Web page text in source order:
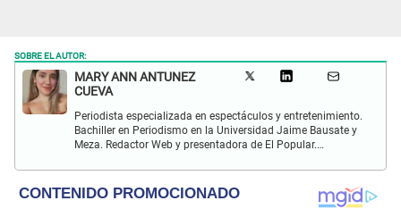
SOBRE EL AUTOR:
MARY ANN ANTUNEZ
CUEVA
Periodista especializada en espectáculos y entretenimiento.
Bachiller en Periodismo en la Universidad Jaime Bausate y
Meza. Redactor Web y presentadora de El Popular.
y espectáculos internacional.